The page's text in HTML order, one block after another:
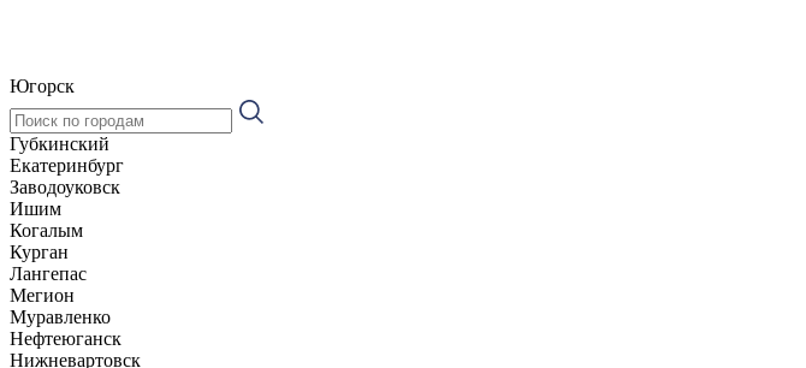
Югорск
Губкинский
Екатеринбург
Заводоуковск
Ишим
Когалым
Курган
Лангепас
Мегион
Муравленко
Нефтеюганск
Нижневартовск